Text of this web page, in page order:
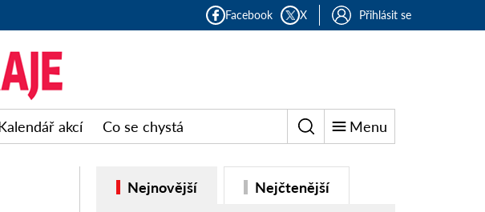
Facebook X Přihlásit se
akcí Co se chystá Menu
Nejnovější Nejčtenější